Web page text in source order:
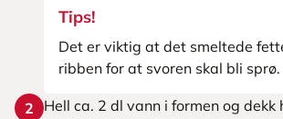
Tips!
Det er viktig at det smeltede
ribben for at svoren skal bli sprø.
2
Hell ca. 2 dl vann i formen og dekk